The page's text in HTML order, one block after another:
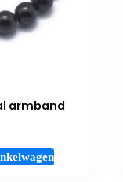
armband